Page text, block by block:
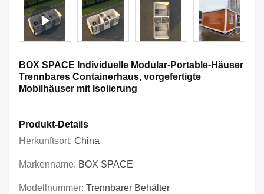
BOX SPACE Individuelle Modular-Portable-Häuser
Trennbares Containerhaus, vorgefertigte
Mobilhäuser mit Isolierung
Produkt-Details
Herkunftsort: China
Markenname: BOX SPACE
Modellnummer: Trennbarer Behälter